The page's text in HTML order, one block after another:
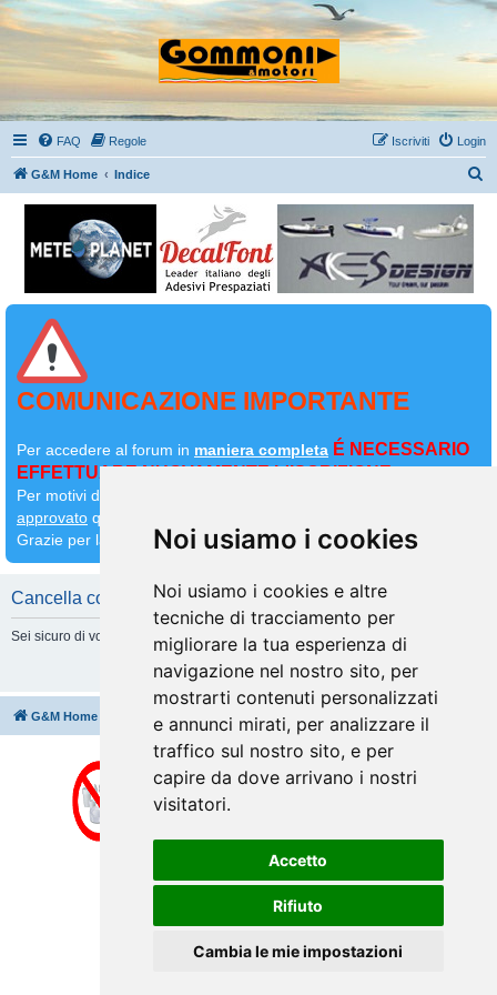
Noi usiamo i cookies
Noi usiamo i cookies e altre
tecniche di tracciamento per
migliorare la tua esperienza di
navigazione nel nostro sito, per
mostrarti contenuti personalizzati
e annunci mirati, per analizzare il
traffico sul nostro sito, e per
capire da dove arrivano i nostri
visitatori.
Accetto
Rifiuto
Cambia le mie impostazioni
FAQ Regole Login
Iscriviti
G&M Home Indice
COMUNICAZIONE IMPORTANTE
Per accedere al forum in maniera completa É NECESSARIO
EFFETTUARE NUOVAMENTE L'ISCRIZIONE
Per motivi di sicurezza il
approvato quindi
Grazie per la comprensione
Cancella cookie
Sei sicuro di volere cancellare tutti i cookie di questa Board?
G&M Home Tutti gli orari sonoUTC+02:00
Cancella cookie
phpBB® Forum Software © phpBB Limited